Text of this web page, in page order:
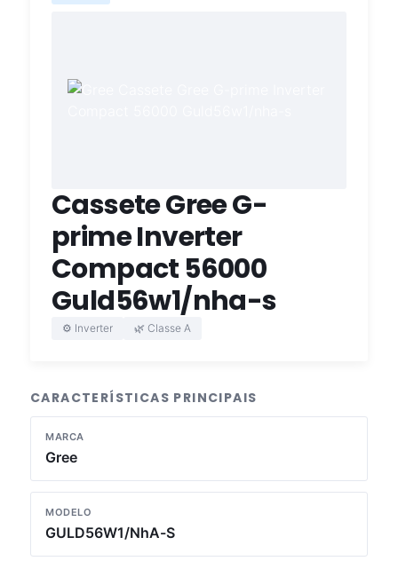
Cassete Gree G-
prime Inverter
Compact 56000
Guld56w1/nha-s
⚙️ Inverter 🌿 Classe A
CARACTERÍSTICAS PRINCIPAIS
MARCA
Gree
MODELO
GULD56W1/NhA-S